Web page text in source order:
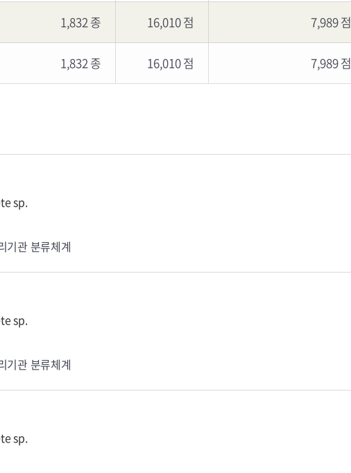
1,832 종 16,010 점 7,989 점
1,832 종 16,010 점 7,989 점
sp.
기관 분류체계
sp.
기관 분류체계
sp.